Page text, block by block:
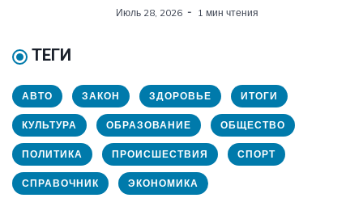
Июль 28, 2026 1 мин чтения
ТЕГИ
АВТО ЗАКОН ЗДОРОВЬЕ ИТОГИ
КУЛЬТУРА ОБРАЗОВАНИЕ ОБЩЕСТВО
ПОЛИТИКА ПРОИСШЕСТВИЯ СПОРТ
СПРАВОЧНИК ЭКОНОМИКА